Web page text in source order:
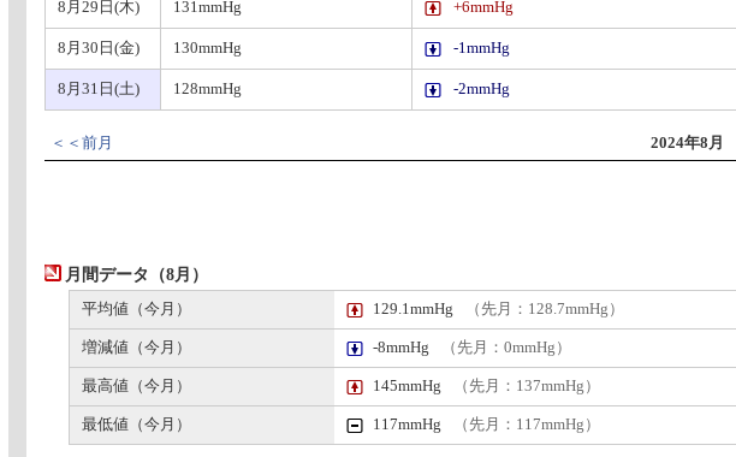
8月29日(木) 131mmHg +6mmHg
8月30日(金) 130mmHg -1mmHg
8月31日(土) 128mmHg -2mmHg
＜＜前月 2024年8月
月間データ（8月）
平均値（今月） 129.1mmHg （先月：128.7mmHg）
増減値（今月） -8mmHg （先月：0mmHg）
最高値（今月） 145mmHg （先月：137mmHg）
最低値（今月） 117mmHg （先月：117mmHg）